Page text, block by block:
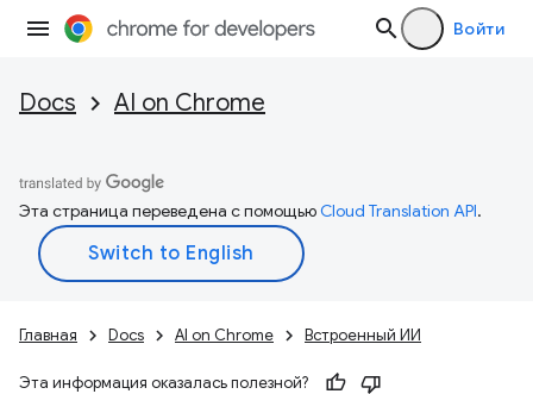
Войти
Docs AI on Chrome
Эта страница переведена с помощьюCloud Translation API.
Главная Docs AI on Chrome Встроенный ИИ
Эта информация оказалась полезной?